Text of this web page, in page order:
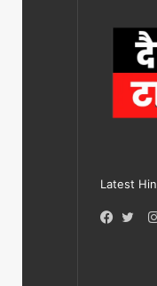
Latest